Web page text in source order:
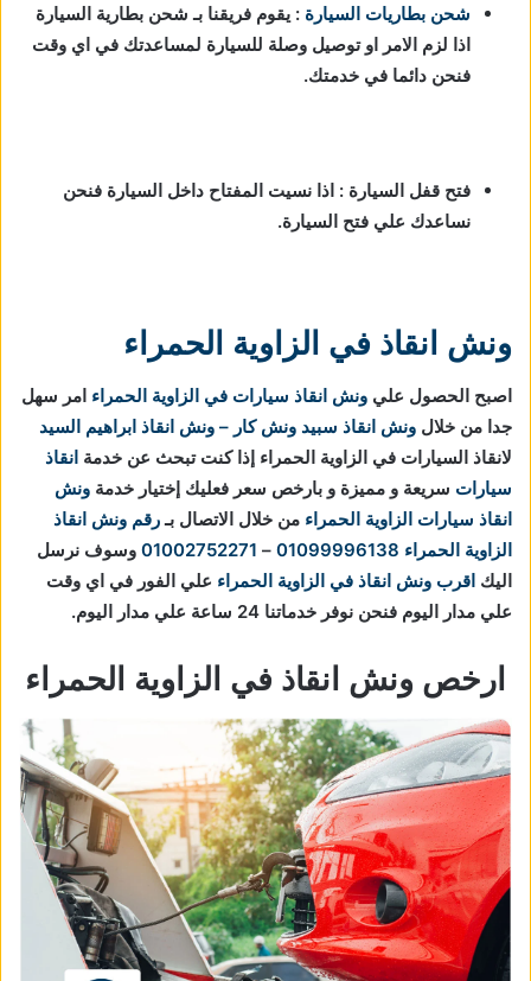
شحن بطاريات السيارة : يقوم فريقنا بـ شحن بطارية السيارة
اذا لزم الامر او توصيل وصلة للسيارة لمساعدتك في اي وقت
فنحن دائما في خدمتك.
فتح قفل السيارة : اذا نسيت المفتاح داخل السيارة فنحن
نساعدك علي فتح السيارة.
ونش انقاذ في الزاوية الحمراء
اصبح الحصول علي ونش انقاذ سيارات في الزاوية الحمراء امر سهل
جدا من خلال ونش انقاذ سبيد ونش كار – ونش انقاذ ابراهيم السيد
لانقاذ السيارات في الزاوية الحمراء إذا كنت تبحث عن خدمة انقاذ
سيارات سريعة و مميزة و بارخص سعر فعليك إختيار خدمة ونش
انقاذ سيارات الزاوية الحمراء من خلال الاتصال بـرقم ونش انقاذ
الزاوية الحمراء 01099996138
–
01002752271 وسوف نرسل
اليك اقرب ونش انقاذ في الزاوية الحمراء علي الفور في اي وقت
علي مدار اليوم فنحن نوفر خدماتنا 24 ساعة علي مدار اليوم.
ارخص ونش انقاذ في الزاوية الحمراء